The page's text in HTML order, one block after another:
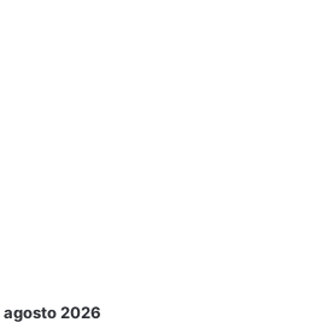
agosto 2026